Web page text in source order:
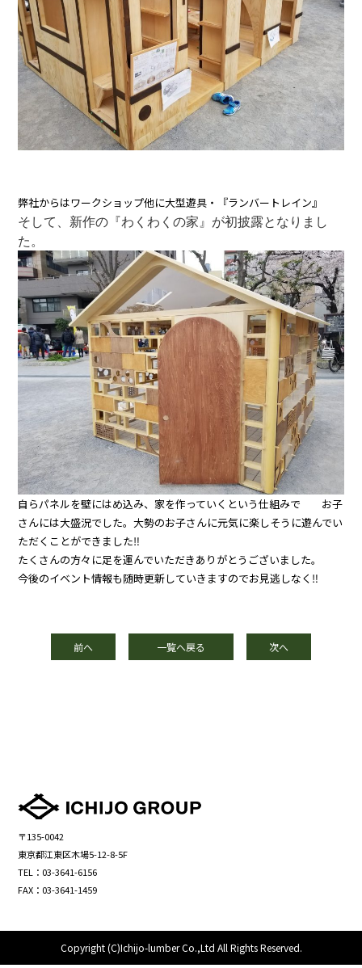
弊社からはワークショップ他に大型遊具・『ランバートレイン』
そして、新作の『わくわくの家』が初披露となりまし
た。
自らパネルを壁にはめ込み、家を作っていくという仕組みで お子
さんには大盛況でした。大勢のお子さんに元気に楽しそうに遊んでい
ただくことができました‼
たくさんの方々に足を運んでいただきありがとうございました。
今後のイベント情報も随時更新していきますのでお見逃しなく‼
前へ 一覧へ戻る 次へ
〒135-0042
東京都江東区木場5-12-8-5F
TEL：03-3641-6156
FAX：03-3641-1459
Copyright (C)Ichijo-lumber Co.,Ltd All Rights Reserved.